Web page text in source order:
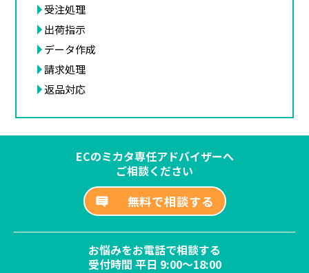
受注処理
出荷指示
データ作成
請求処理
返品対応
ECのミカタ専任アドバイザーへ
ご相談ください
無料で相談する
お悩みをお電話で相談する
受付時間 平日 9:00～18:00